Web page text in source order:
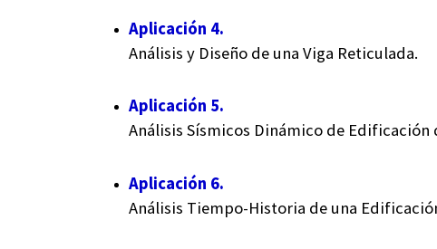
Aplicación 4.
Análisis y Diseño de una Viga Reticulada.
Aplicación 5.
Análisis Sísmicos Dinámico de Edificación
Aplicación 6.
Análisis Tiempo-Historia de una